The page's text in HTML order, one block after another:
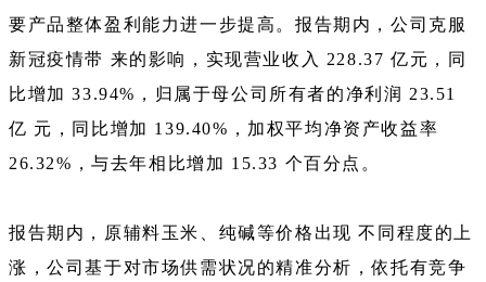
要产品整体盈利能力进一步提高。报告期内，公司克服
新冠疫情带 来的影响，实现营业收入 228.37 亿元，同
比增加 33.94%，归属于母公司所有者的净利润 23.51
亿 元，同比增加 139.40%，加权平均净资产收益率
26.32%，与去年相比增加 15.33 个百分点。
报告期内，原辅料玉米、纯碱等价格出现 不同程度的上
涨，公司基于对市场供需状况的精准分析，依托有竞争